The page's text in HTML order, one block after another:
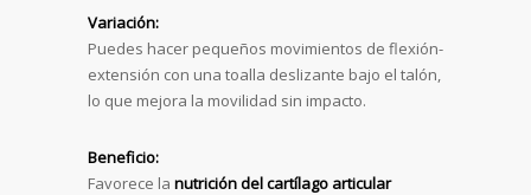
Variación:
Puedes hacer pequeños movimientos de flexión-
extensión con una toalla deslizante bajo el talón,
lo que mejora la movilidad sin impacto.
Beneficio:
Favorece la nutrición del cartílago articular